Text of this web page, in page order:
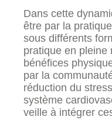
Dans cette
être par la
sous différents
pratique en pleine
bénéfices
par la
réduction du
système
veille à intégrer